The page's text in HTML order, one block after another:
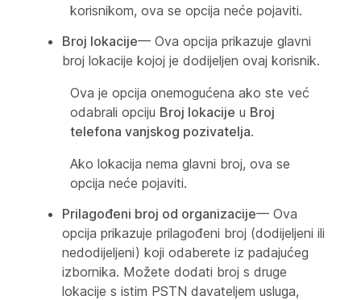
korisnikom, ova se opcija neće pojaviti.
Broj lokacije— Ova opcija prikazuje glavni
broj lokacije kojoj je dodijeljen ovaj korisnik.
Ova je opcija onemogućena ako ste već
odabrali opciju Broj lokacije u Broj
telefona vanjskog pozivatelja.
Ako lokacija nema glavni broj, ova se
opcija neće pojaviti.
Prilagođeni broj od organizacije— Ova
opcija prikazuje prilagođeni broj (dodijeljeni ili
nedodijeljeni) koji odaberete iz padajućeg
izbornika. Možete dodati broj s druge
lokacije s istim PSTN davateljem usluga,